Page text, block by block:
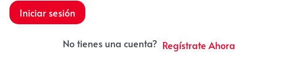
Iniciar sesión
No tienes una cuenta? Regístrate Ahora